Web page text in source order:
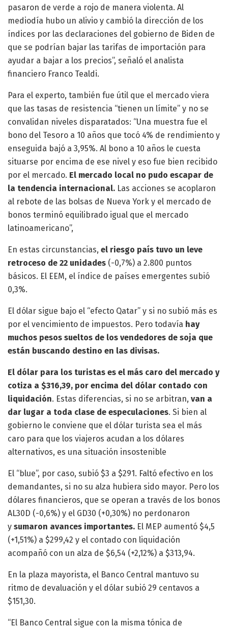
pasaron de verde a rojo de manera violenta. Al
mediodía hubo un alivio y cambió la dirección de los
índices por las declaraciones del gobierno de Biden de
que se podrían bajar las tarifas de importación para
ayudar a bajar a los precios”, señaló el analista
financiero Franco Tealdi.
Para el experto, también fue útil que el mercado viera
que las tasas de resistencia “tienen un límite” y no se
convalidan niveles disparatados: “Una muestra fue el
bono del Tesoro a 10 años que tocó 4% de rendimiento y
enseguida bajó a 3,95%. Al bono a 10 años le cuesta
situarse por encima de ese nivel y eso fue bien recibido
por el mercado. El mercado local no pudo escapar de
la tendencia internacional. Las acciones se acoplaron
al rebote de las bolsas de Nueva York y el mercado de
bonos terminó equilibrado igual que el mercado
latinoamericano”,
En estas circunstancias, el riesgo país tuvo un leve
retroceso de 22 unidades (-0,7%) a 2.800 puntos
básicos. El EEM, el índice de países emergentes subió
0,3%.
El dólar sigue bajo el “efecto Qatar” y si no subió más es
por el vencimiento de impuestos. Pero todavía hay
muchos pesos sueltos de los vendedores de soja que
están buscando destino en las divisas.
El dólar para los turistas es el más caro del mercado y
cotiza a $316,39, por encima del dólar contado con
liquidación. Estas diferencias, si no se arbitran, van a
dar lugar a toda clase de especulaciones. Si bien al
gobierno le conviene que el dólar turista sea el más
caro para que los viajeros acudan a los dólares
alternativos, es una situación insostenible
El “blue”, por caso, subió $3 a $291. Faltó efectivo en los
demandantes, si no su alza hubiera sido mayor. Pero los
dólares financieros, que se operan a través de los bonos
AL30D (-0,6%) y el GD30 (+0,30%) no perdonaron
y sumaron avances importantes. El MEP aumentó $4,5
(+1,51%) a $299,42 y el contado con liquidación
acompañó con un alza de $6,54 (+2,12%) a $313,94.
En la plaza mayorista, el Banco Central mantuvo su
ritmo de devaluación y el dólar subió 29 centavos a
$151,30.
“El Banco Central sigue con la misma tónica de